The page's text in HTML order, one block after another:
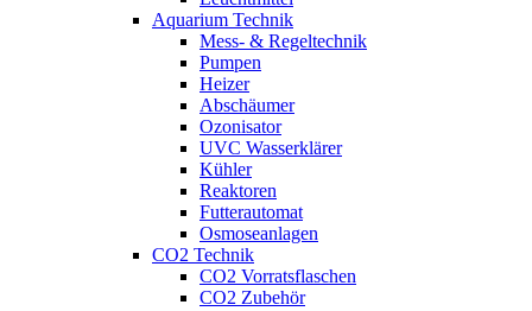
Aquarium Technik
Mess- & Regeltechnik
Pumpen
Heizer
Abschäumer
Ozonisator
UVC Wasserklärer
Kühler
Reaktoren
Futterautomat
Osmoseanlagen
CO2 Technik
CO2 Vorratsflaschen
CO2 Zubehör